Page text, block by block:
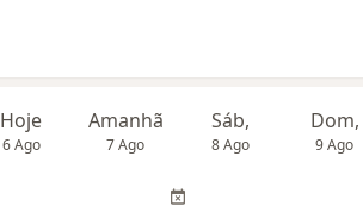
Hoje
6 Ago
Amanhã
7 Ago
Sáb,
8 Ago
Dom,
9 Ago